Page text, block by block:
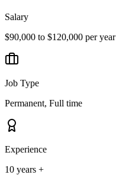
Salary
$90,000 to $120,000 per year
Job Type
Permanent, Full time
Experience
10 years +